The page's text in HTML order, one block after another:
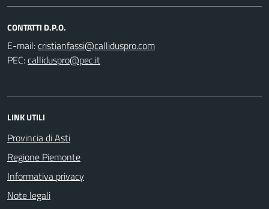
CONTATTI D.P.O.
E-mail:
PEC:
LINK UTILI
Provincia di Asti
Regione Piemonte
Informativa privacy
Note legali